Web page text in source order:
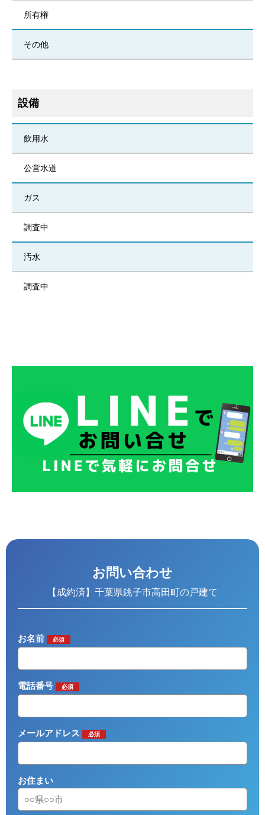
所有権
その他
設備
飲用水
公営水道
ガス
調査中
汚水
調査中
お問い合わせ
【成約済】千葉県銚子市高田町の戸建て
お名前 必須
電話番号 必須
メールアドレス 必須
お住まい